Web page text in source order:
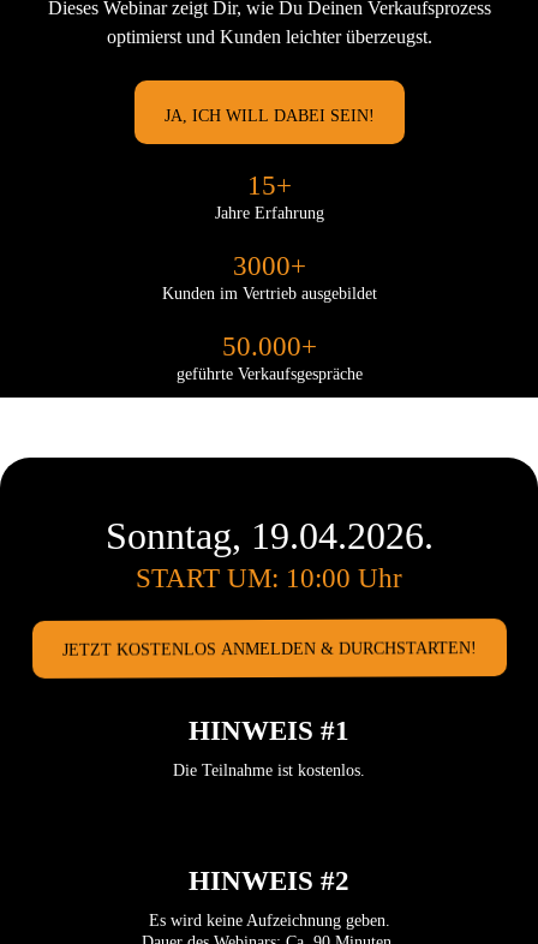
Dieses Webinar zeigt Dir, wie Du Deinen Verkaufsprozess
optimierst und Kunden leichter überzeugst.
JA, ICH WILL DABEI SEIN!
15+
Jahre Erfahrung
3000+
Kunden im Vertrieb ausgebildet
50.000+
geführte Verkaufsgespräche
Sonntag, 19.04.2026.
START UM: 10:00 Uhr
JETZT KOSTENLOS ANMELDEN & DURCHSTARTEN!
HINWEIS #1
Die Teilnahme ist kostenlos.
HINWEIS #2
Es wird keine Aufzeichnung geben.